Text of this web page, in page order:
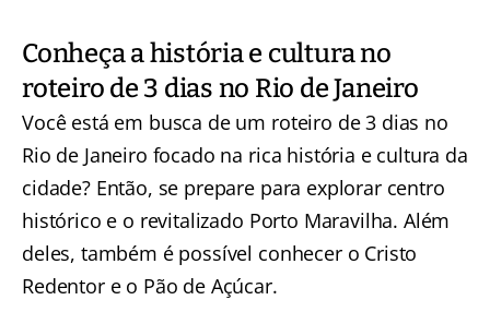
Conheça a história e cultura no
roteiro de 3 dias no Rio de Janeiro
Você está em busca de um roteiro de 3 dias no
Rio de Janeiro focado na rica história e cultura da
cidade? Então, se prepare para explorar centro
histórico e o revitalizado Porto Maravilha. Além
deles, também é possível conhecer o Cristo
Redentor e o Pão de Açúcar.